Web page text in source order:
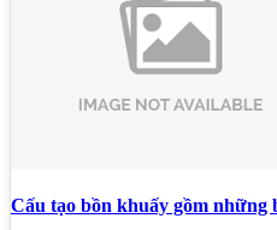
Cấu tạo bồn khuấy gồm những